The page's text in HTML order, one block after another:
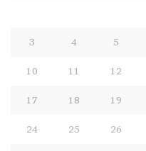
3 4 5
10 11 12
17 18 19
24 25 26